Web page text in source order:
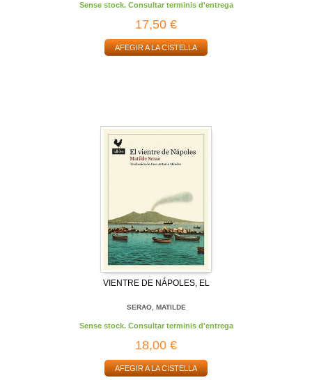
Sense stock. Consultar terminis d'entrega
17,50 €
AFEGIR A LA CISTELLA
VIENTRE DE NÁPOLES, EL
SERAO, MATILDE
Sense stock. Consultar terminis d'entrega
18,00 €
AFEGIR A LA CISTELLA